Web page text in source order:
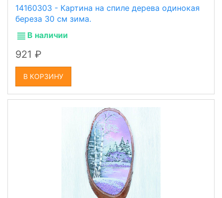
14160303 - Картина на спиле дерева одинокая
береза 30 см зима.
В наличии
921
В КОРЗИНУ